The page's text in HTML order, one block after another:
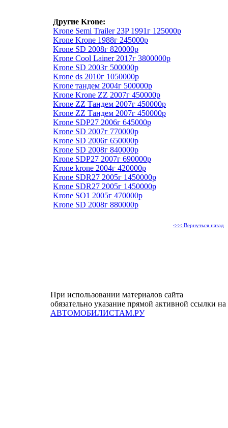
Другие Krone:
Krone Semi Trailer 23P 1991г 125000р
Krone Krone 1988г 245000р
Krone SD 2008г 820000р
Krone Cool Lainer 2017г 3800000р
Krone SD 2003г 500000р
Krone ds 2010г 1050000р
Krone тандем 2004г 500000р
Krone Krone ZZ 2007г 450000р
Krone ZZ Тандем 2007г 450000р
Krone ZZ Тандем 2007г 450000р
Krone SDP27 2006г 645000р
Krone SD 2007г 770000р
Krone SD 2006г 650000р
Krone SD 2008г 840000р
Krone SDP27 2007г 690000р
Krone krone 2004г 420000р
Krone SDR27 2005г 1450000р
Krone SDR27 2005г 1450000р
Krone SO1 2005г 470000р
Krone SD 2008г 880000р
<<< Вернуться назад
При использовании материалов сайта
обязательно указание прямой активной ссылки на
АВТОМОБИЛИСТАМ.РУ